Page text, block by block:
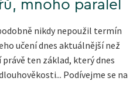
mnoho paralel
nikdy nepoužil termín
učení dnes aktuálnější než
ten základ, který dnes
Podívejme se na